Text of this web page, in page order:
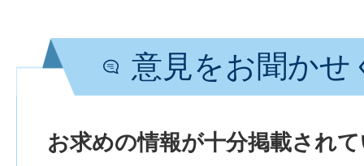
意見をお聞かせ
お求めの情報が十分掲載され